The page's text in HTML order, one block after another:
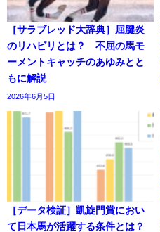
［サラブレッド大辞典］屈腱炎
のリハビリとは？ 不屈の馬モ
ーメントキャッチのあゆみとと
もに解説
2026年6月5日
［データ検証］凱旋門賞におい
て日本馬が活躍する条件とは？